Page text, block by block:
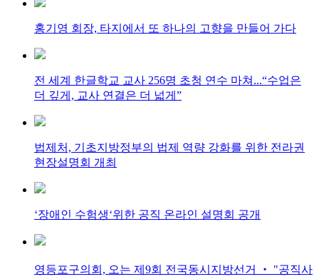
홍기영 회장, 타지에서 또 하나의 고향을 만들어 가다
전 세계 한글학교 교사 256명 초청 연수 마쳐...“수업은
더 깊게, 교사 연결은 더 넓게”
법제처, 기초지방정부의 법제 역량 강화를 위한 전라권
현장설명회 개최
‘장애인 수험생‘위한 공직 온라인 설명회 공개
영등포구의회, 오는 제9회 전국동시지방선거 ‧ "공직사